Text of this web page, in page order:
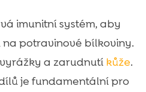
imunitní systém, aby
potravinové bílkoviny.
a zarudnutí kůže.
je fundamentální pro